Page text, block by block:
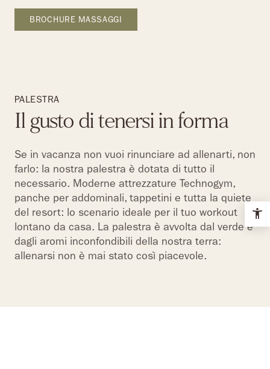
BROCHURE MASSAGGI
PALESTRA
Il gusto di tenersi in forma
Se in vacanza non vuoi rinunciare ad allenarti, non
farlo: la nostra palestra è dotata di tutto il
necessario. Moderne attrezzature Technogym,
panche per addominali, tappetini e tutta la quiete
del resort: lo scenario ideale per il tuo workout
lontano da casa. La palestra è avvolta dal verde e
dagli aromi inconfondibili della nostra terra:
allenarsi non è mai stato così piacevole.